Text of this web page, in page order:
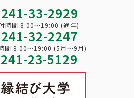
33-2929
時間 8:00～19:00 (通年)
32-2247
間 8:00～19:00 (5月～9月)
23-5129